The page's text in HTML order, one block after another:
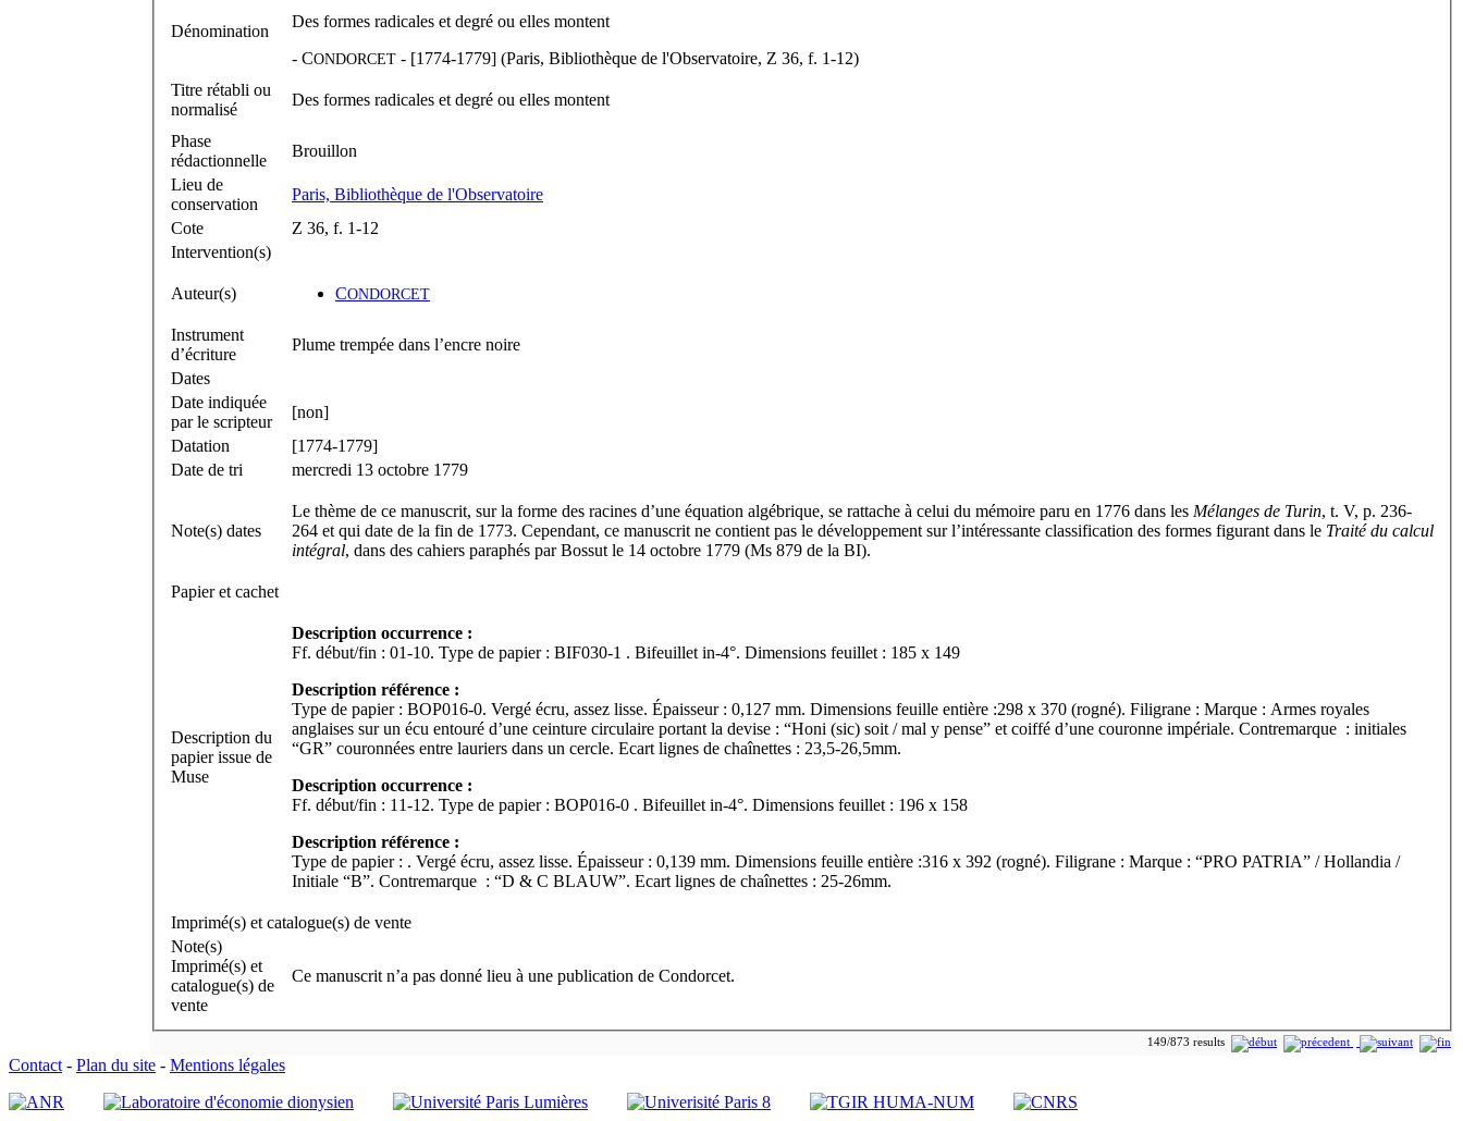
Dénomination
Des formes radicales et degré ou elles montent
- CONDORCET - [1774-1779] (Paris, Bibliothèque de l'Observatoire, Z 36, f. 1-12)
Titre rétabli ou
normalisé
Des formes radicales et degré ou elles montent
Phase
rédactionnelle
Brouillon
Lieu de
conservation
Paris, Bibliothèque de l'Observatoire
Cote
Z 36, f. 1-12
Intervention(s)
Auteur(s) CONDORCET
Instrument
d’écriture
Plume trempée dans l’encre noire
Dates
Date indiquée
par le scripteur
[non]
Datation
[1774-1779]
Date de tri
mercredi 13 octobre 1779
Note(s) dates
Le thème de ce manuscrit, sur la forme des racines d’une équation algébrique, se rattache à celui du mémoire paru en 1776 dans les Mélanges de Turin, t. V, p. 236-
264 et qui date de la fin de 1773. Cependant, ce manuscrit ne contient pas le développement sur l’intéressante classification des formes figurant dans le Traité du calcul
intégral, dans des cahiers paraphés par Bossut le 14 octobre 1779 (Ms 879 de la BI).
Papier et cachet
Description du
papier issue de
Muse
Description occurrence :
Ff. début/fin : 01-10. Type de papier : BIF030-1 . Bifeuillet in-4°. Dimensions feuillet : 185 x 149
Description référence :
Type de papier : BOP016-0. Vergé écru, assez lisse. Épaisseur : 0,127 mm. Dimensions feuille entière :298 x 370 (rogné). Filigrane : Marque : Armes royales
anglaises sur un écu entouré d’une ceinture circulaire portant la devise : “Honi (sic) soit / mal y pense” et coiffé d’une couronne impériale. Contremarque : initiales
“GR” couronnées entre lauriers dans un cercle. Ecart lignes de chaînettes : 23,5-26,5mm.
Description occurrence :
Ff. début/fin : 11-12. Type de papier : BOP016-0 . Bifeuillet in-4°. Dimensions feuillet : 196 x 158
Description référence :
Type de papier : . Vergé écru, assez lisse. Épaisseur : 0,139 mm. Dimensions feuille entière :316 x 392 (rogné). Filigrane : Marque : “PRO PATRIA” / Hollandia /
Initiale “B”. Contremarque : “D & C BLAUW”. Ecart lignes de chaînettes : 25-26mm.
Imprimé(s) et catalogue(s) de vente
Note(s)
Imprimé(s) et
catalogue(s) de
vente
Ce manuscrit n’a pas donné lieu à une publication de Condorcet.
149/873 results
Contact - Plan du site - Mentions légales